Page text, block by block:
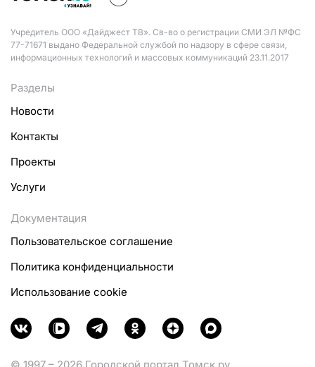
Учредитель ООО «Дайджест ТВ». Св-во о регистрации СМИ ЭЛ №ФС
77-71671 выдано Федеральной службой по надзору в сфере связи,
информационных технологий и массовых коммуникаций 23.11.2017
Разделы
Новости
Контакты
Проекты
Услуги
Документация
Пользовательское соглашение
Политика конфиденциальности
Использование cookie